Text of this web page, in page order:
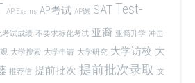
AP Exams AP考试 AP课 SAT Test-
考试成绩 不要求标化考试 亚裔 亚裔升学 冲击
大学搜索 大学申请 大学研究 大学访校 大
推荐信 提前批次 提前批次录取 文